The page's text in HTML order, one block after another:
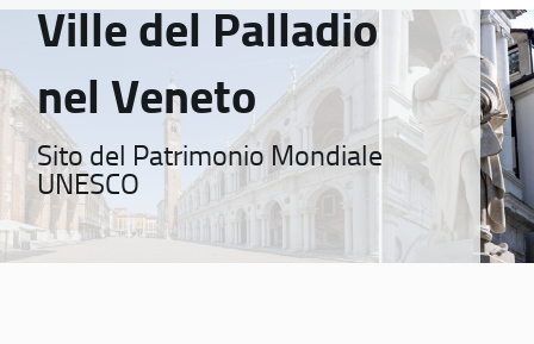
Ville del Palladio
nel Veneto
Sito del Patrimonio Mondiale
UNESCO